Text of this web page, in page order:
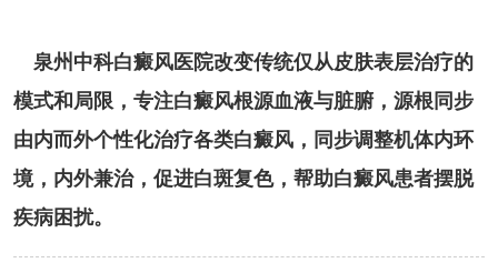
泉州中科白癜风医院改变传统仅从皮肤表层治疗的
模式和局限，专注白癜风根源血液与脏腑，源根同步
由内而外个性化治疗各类白癜风，同步调整机体内环
境，内外兼治，促进白斑复色，帮助白癜风患者摆脱
疾病困扰。